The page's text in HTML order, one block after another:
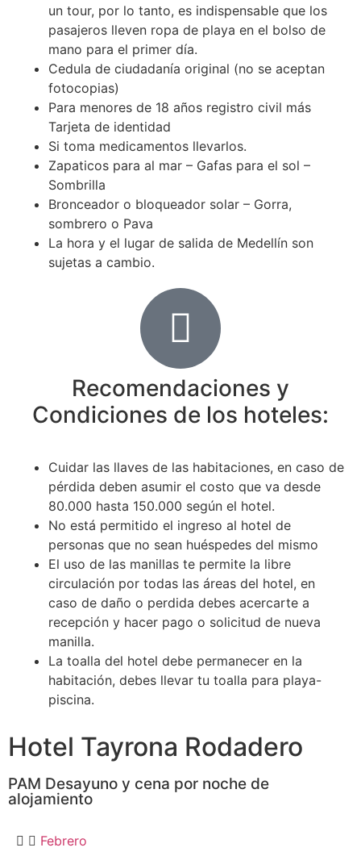
un tour, por lo tanto, es indispensable que los
pasajeros lleven ropa de playa en el bolso de
mano para el primer día.
Cedula de ciudadanía original (no se aceptan
fotocopias)
Para menores de 18 años registro civil más
Tarjeta de identidad
Si toma medicamentos llevarlos.
Zapaticos para al mar – Gafas para el sol –
Sombrilla
Bronceador o bloqueador solar – Gorra,
sombrero o Pava
La hora y el lugar de salida de Medellín son
sujetas a cambio.
Recomendaciones y
Condiciones de los hoteles:
Cuidar las llaves de las habitaciones, en caso de
pérdida deben asumir el costo que va desde
80.000 hasta 150.000 según el hotel.
No está permitido el ingreso al hotel de
personas que no sean huéspedes del mismo
El uso de las manillas te permite la libre
circulación por todas las áreas del hotel, en
caso de daño o perdida debes acercarte a
recepción y hacer pago o solicitud de nueva
manilla.
La toalla del hotel debe permanecer en la
habitación, debes llevar tu toalla para playa-
piscina.
Hotel Tayrona Rodadero
PAM Desayuno y cena por noche de
alojamiento
Febrero